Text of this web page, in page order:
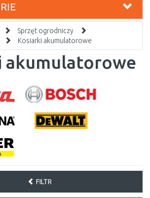
Sprzęt ogrodniczy
Kosiarki akumulatorowe
akumulatorowe
FILTR